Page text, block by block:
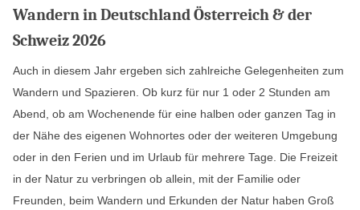
Wandern in Deutschland Österreich & der
Schweiz 2026
Auch in diesem Jahr ergeben sich zahlreiche Gelegenheiten zum
Wandern und Spazieren. Ob kurz für nur 1 oder 2 Stunden am
Abend, ob am Wochenende für eine halben oder ganzen Tag in
der Nähe des eigenen Wohnortes oder der weiteren Umgebung
oder in den Ferien und im Urlaub für mehrere Tage. Die Freizeit
in der Natur zu verbringen ob allein, mit der Familie oder
Freunden, beim Wandern und Erkunden der Natur haben Groß